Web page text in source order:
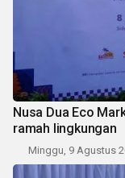
Nusa Dua Eco
ramah lingkungan
Minggu, 9 Agustus